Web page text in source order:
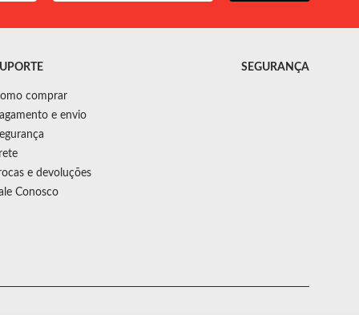
comprar
e envio
e devoluções
Conosco
SEGURANÇA